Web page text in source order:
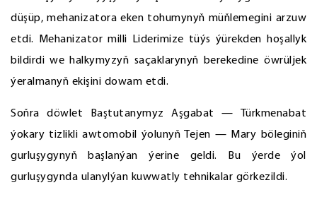
düşüp, mehanizatora eken tohumynyň müňlemegini arzuw
etdi. Mehanizator milli Liderimize tüýs ýürekden hoşallyk
bildirdi we halkymyzyň saçaklarynyň berekedine öwrüljek
ýeralmanyň ekişini dowam etdi.
Soňra döwlet Baştutanymyz Aşgabat — Türkmenabat
ýokary tizlikli awtomobil ýolunyň Tejen — Mary böleginiň
gurluşygynyň başlanýan ýerine geldi. Bu ýerde ýol
gurluşygynda ulanylýan kuwwatly tehnikalar görkezildi.